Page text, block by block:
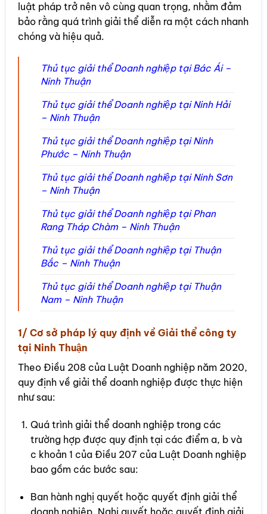
luật pháp trở nên vô cùng quan trọng, nhằm đảm
bảo rằng quá trình giải thể diễn ra một cách nhanh
chóng và hiệu quả.
Thủ tục giải thể Doanh nghiệp tại Bác Ái –
Ninh Thuận
Thủ tục giải thể Doanh nghiệp tại Ninh Hải
– Ninh Thuận
Thủ tục giải thể Doanh nghiệp tại Ninh
Phước – Ninh Thuận
Thủ tục giải thể Doanh nghiệp tại Ninh Sơn
– Ninh Thuận
Thủ tục giải thể Doanh nghiệp tại Phan
Rang Tháp Chàm – Ninh Thuận
Thủ tục giải thể Doanh nghiệp tại Thuận
Bắc – Ninh Thuận
Thủ tục giải thể Doanh nghiệp tại Thuận
Nam – Ninh Thuận
1/ Cơ sở pháp lý quy định về Giải thể công ty
tại Ninh Thuận
Theo Điều 208 của Luật Doanh nghiệp năm 2020,
quy định về giải thể doanh nghiệp được thực hiện
như sau:
Quá trình giải thể doanh nghiệp trong các
trường hợp được quy định tại các điểm a, b và
c khoản 1 của Điều 207 của Luật Doanh nghiệp
bao gồm các bước sau:
Ban hành nghị quyết hoặc quyết định giải thể
doanh nghiệp. Nghị quyết hoặc quyết định giải